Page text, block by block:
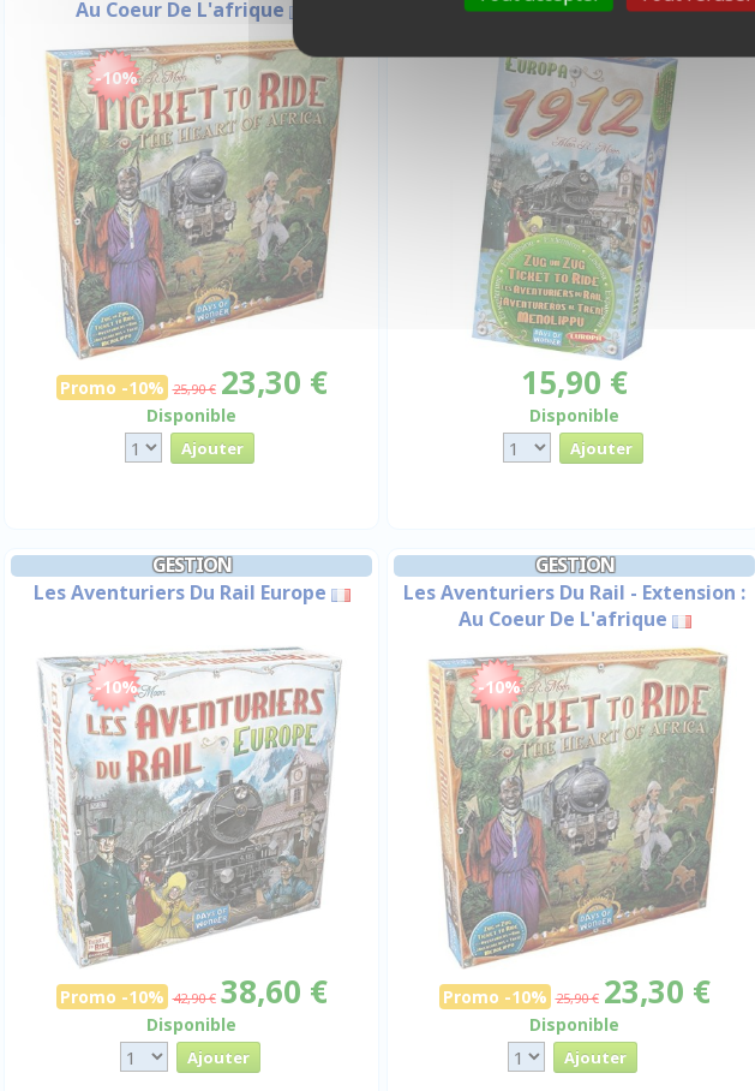
Au Coeur De L'afrique
-10%
Promo -10% 25,90 € 23,30 €
Disponible
Europe 1912
15,90 €
Disponible
GESTION
Les Aventuriers Du Rail Europe
-10%
Promo -10% 42,90 € 38,60 €
Disponible
GESTION
Les Aventuriers Du Rail - Extension :
Au Coeur De L'afrique
-10%
Promo -10% 25,90 € 23,30 €
Disponible